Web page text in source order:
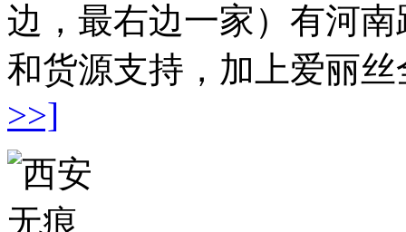
边，最右边一家）有河
和货源支持，加上爱丽
>>]